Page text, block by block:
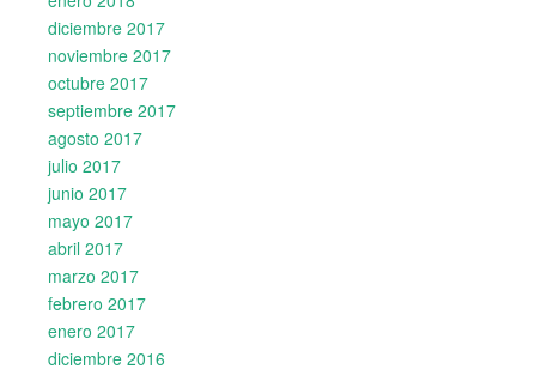
diciembre 2017
noviembre 2017
octubre 2017
septiembre 2017
agosto 2017
julio 2017
junio 2017
mayo 2017
abril 2017
marzo 2017
febrero 2017
enero 2017
diciembre 2016